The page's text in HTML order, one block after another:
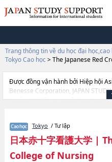
Trang thông tin về du học đại học,cao
Tokyo Cao học > The Japanese Red
Được đồng vận hành bởi Hiệp hội
Benesse Corporation, JAPAN
khoảng 1.300 trường đại học, cao
Nursing, và thông tin cần thiết dành
Nursing, thông tin về từng khoa
tuyển như số lượng tuyển sinh, số
hướng dẫn địa điểm v.v...
Tokyo / Tư lập
日本赤十字看護大学|
College of Nursing